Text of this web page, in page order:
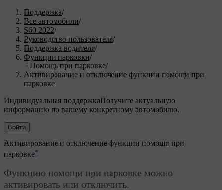
Поддержка/
Все автомобили/
S60 2022/
Руководство пользователя/
Поддержка водителя/
Функции парковки/
Помощь при парковке/
Активирование и отключение функции помощи при
парковке
Индивидуальная поддержкаПолучите актуальную
информацию по вашему конкретному автомобилю.
Войти
Активирование и отключение функции помощи при
парковке*
Функцию помощи при парковке можно
активировать или отключить.